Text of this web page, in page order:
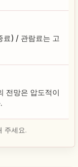
) / 관람료는 고
전망은 압도적이
주세요.